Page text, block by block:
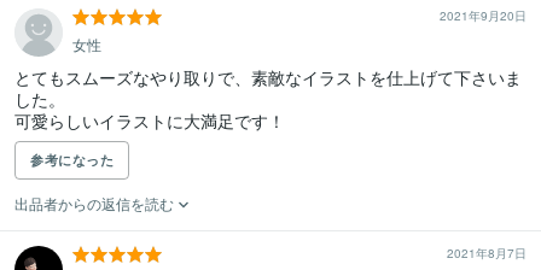
2021年9月20日
女性
とてもスムーズなやり取りで、素敵なイラストを仕上げて下さいま
した。
可愛らしいイラストに大満足です！
参考になった
出品者からの返信を読む
2021年8月7日